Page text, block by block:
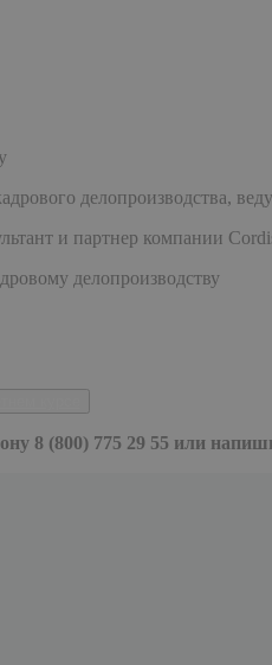
делопроизводства,
и партнер компании
делопроизводству
8 (800) 775 29 55 или